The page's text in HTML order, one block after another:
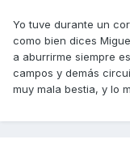
Yo tuve durante un
como bien dices
a aburrirme siempre
campos y demás
muy mala bestia, y lo